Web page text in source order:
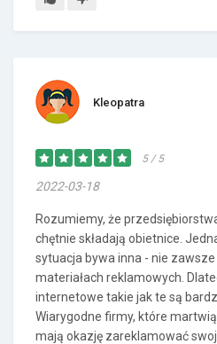
Kleopatra
5 / 5
2022-03-18
Rozumiemy, że
chętnie składają obietnice.
sytuacja bywa inna - nie
materiałach reklamowych.
internetowe takie jak te są
Wiarygodne firmy, które
mają okazję zareklamować